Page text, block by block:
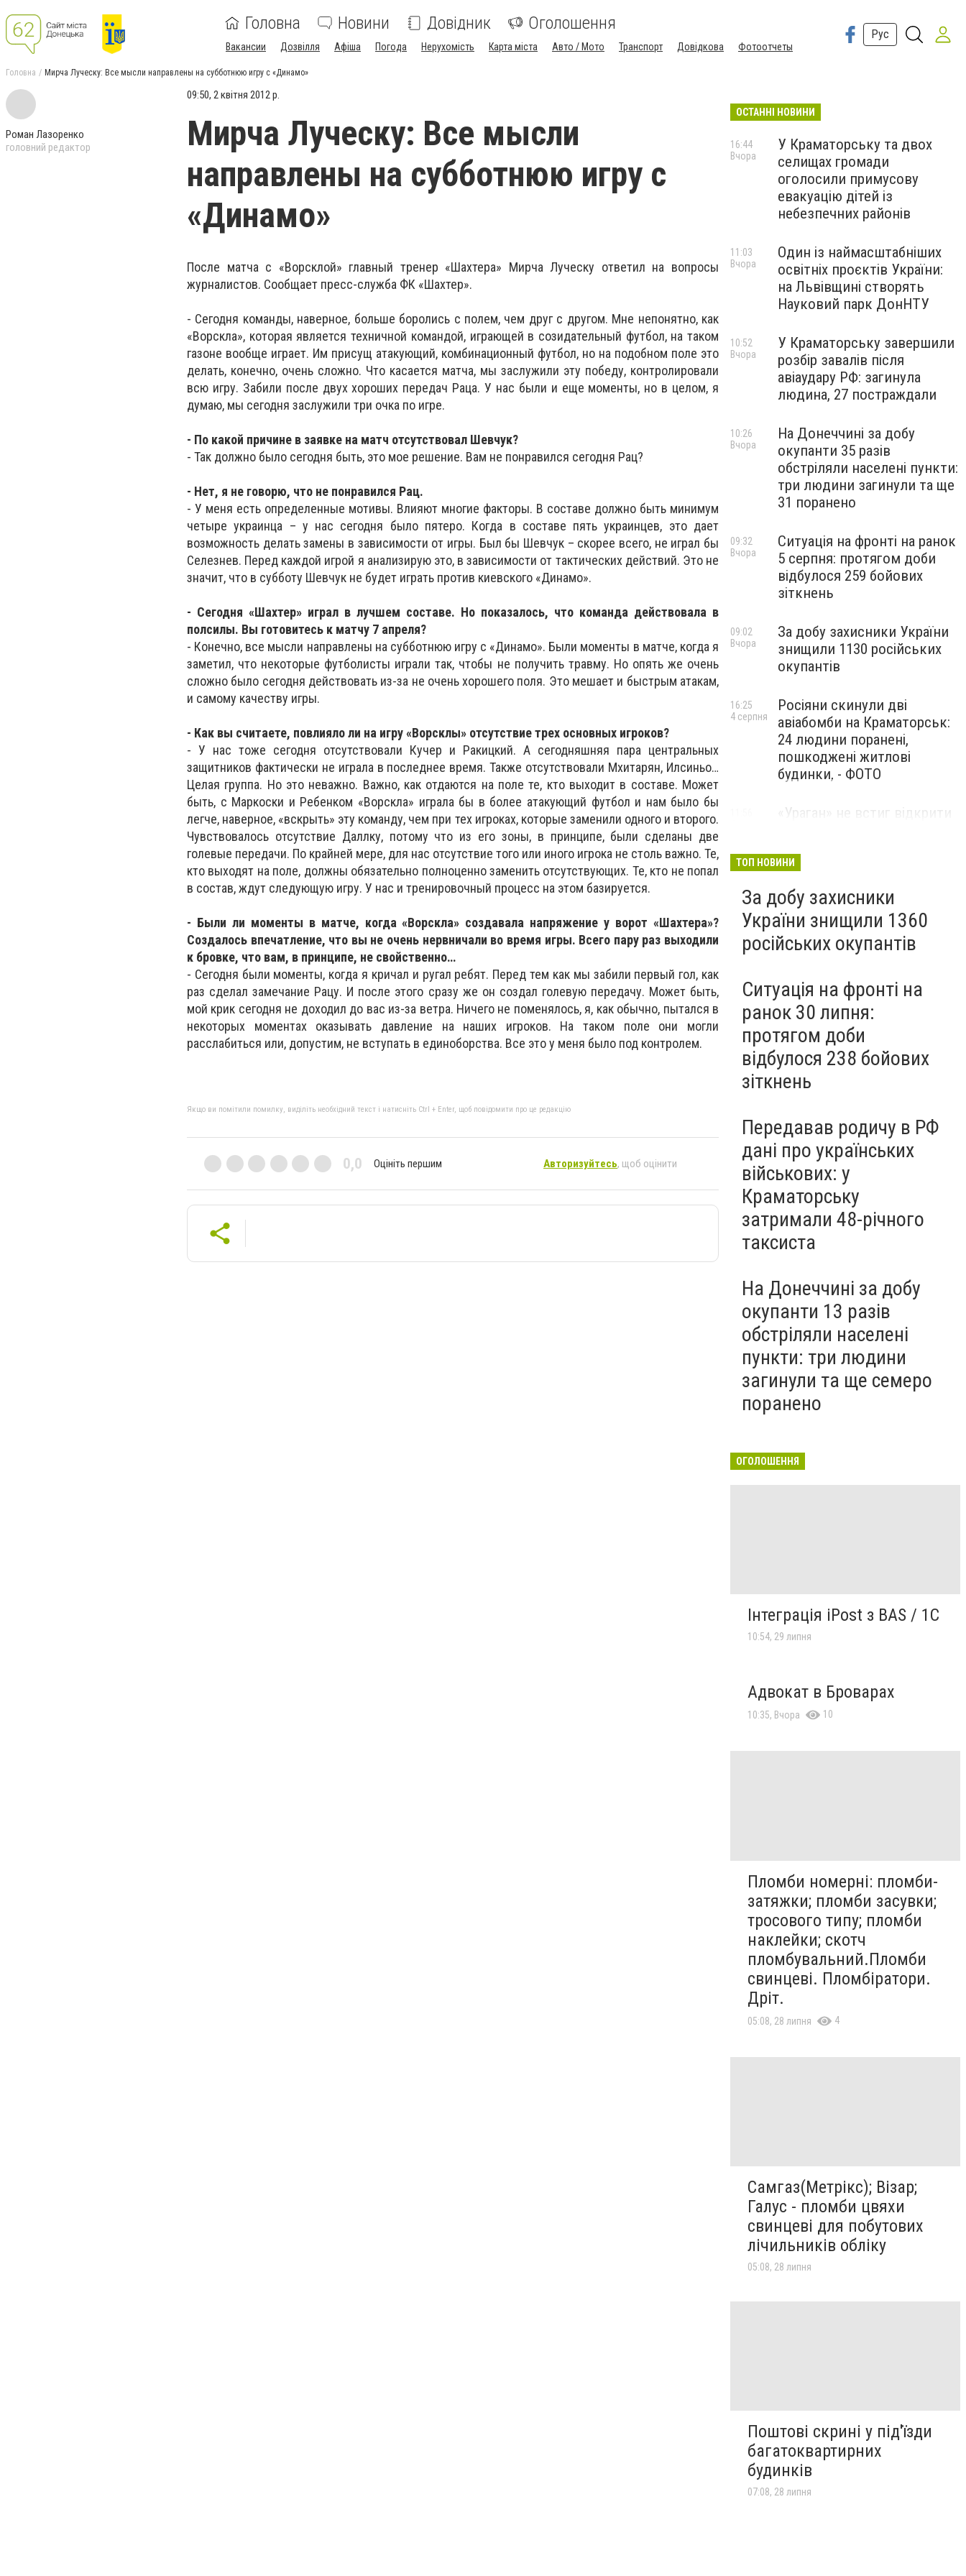
Головна Новини Довідник Оголошення
Вакансии Дозвілля Афіша Погода Нерухомість Карта міста Авто / Мото Транспорт Довідкова Фотоотчеты
Рус
Головна Мирча Луческу: Все мысли направлены на субботнюю игру с «Динамо»
Роман Лазоренко
головний редактор
09:50, 2 квітня 2012 р.
Мирча Луческу: Все мысли
направлены на субботнюю игру с
«Динамо»
После матча с «Ворсклой» главный тренер «Шахтера» Мирча Луческу ответил на вопросы
журналистов. Сообщает пресс-служба ФК «Шахтер».
- Сегодня команды, наверное, больше боролись с полем, чем друг с другом. Мне непонятно, как
«Ворскла», которая является техничной командой, играющей в созидательный футбол, на таком
газоне вообще играет. Им присущ атакующий, комбинационный футбол, но на подобном поле это
делать, конечно, очень сложно. Что касается матча, мы заслужили эту победу, контролировали
всю игру. Забили после двух хороших передач Раца. У нас были и еще моменты, но в целом, я
думаю, мы сегодня заслужили три очка по игре.
- По какой причине в заявке на матч отсутствовал Шевчук?
- Так должно было сегодня быть, это мое решение. Вам не понравился сегодня Рац?
- Нет, я не говорю, что не понравился Рац.
- У меня есть определенные мотивы. Влияют многие факторы. В составе должно быть минимум
четыре украинца – у нас сегодня было пятеро. Когда в составе пять украинцев, это дает
возможность делать замены в зависимости от игры. Был бы Шевчук – скорее всего, не играл бы
Селезнев. Перед каждой игрой я анализирую это, в зависимости от тактических действий. Это не
значит, что в субботу Шевчук не будет играть против киевского «Динамо».
- Сегодня «Шахтер» играл в лучшем составе. Но показалось, что команда действовала в
полсилы. Вы готовитесь к матчу 7 апреля?
- Конечно, все мысли направлены на субботнюю игру с «Динамо». Были моменты в матче, когда я
заметил, что некоторые футболисты играли так, чтобы не получить травму. Но опять же очень
сложно было сегодня действовать из-за не очень хорошего поля. Это мешает и быстрым атакам,
и самому качеству игры.
- Как вы считаете, повлияло ли на игру «Ворсклы» отсутствие трех основных игроков?
- У нас тоже сегодня отсутствовали Кучер и Ракицкий. А сегодняшняя пара центральных
защитников фактически не играла в последнее время. Также отсутствовали Мхитарян, Илсиньо…
Целая группа. Но это неважно. Важно, как отдаются на поле те, кто выходит в составе. Может
быть, с Маркоски и Ребенком «Ворскла» играла бы в более атакующий футбол и нам было бы
легче, наверное, «вскрыть» эту команду, чем при тех игроках, которые заменили одного и второго.
Чувствовалось отсутствие Даллку, потому что из его зоны, в принципе, были сделаны две
голевые передачи. По крайней мере, для нас отсутствие того или иного игрока не столь важно. Те,
кто выходят на поле, должны обязательно полноценно заменить отсутствующих. Те, кто не попал
в состав, ждут следующую игру. У нас и тренировочный процесс на этом базируется.
- Были ли моменты в матче, когда «Ворскла» создавала напряжение у ворот «Шахтера»?
Создалось впечатление, что вы не очень нервничали во время игры. Всего пару раз выходили
к бровке, что вам, в принципе, не свойственно…
- Сегодня были моменты, когда я кричал и ругал ребят. Перед тем как мы забили первый гол, как
раз сделал замечание Рацу. И после этого сразу же он создал голевую передачу. Может быть,
мой крик сегодня не доходил до вас из-за ветра. Ничего не поменялось, я, как обычно, пытался в
некоторых моментах оказывать давление на наших игроков. На таком поле они могли
расслабиться или, допустим, не вступать в единоборства. Все это у меня было под контролем.
Якщо ви помітили помилку, виділіть необхідний текст і натисніть Ctrl + Enter, щоб повідомити про це редакцію
0,0 Оцініть першим Авторизуйтесь, щоб оцінити
ОСТАННІ НОВИНИ
У Краматорську та двох
селищах громади
оголосили примусову
евакуацію дітей із
небезпечних районів
16:44
Вчора
Один із наймасштабніших
освітніх проєктів України:
на Львівщині створять
Науковий парк ДонНТУ
11:03
Вчора
У Краматорську завершили
розбір завалів після
авіаудару РФ: загинула
людина, 27 постраждали
10:52
Вчора
На Донеччині за добу
окупанти 35 разів
обстріляли населені пункти:
три людини загинули та ще
31 поранено
10:26
Вчора
Ситуація на фронті на ранок
5 серпня: протягом доби
відбулося 259 бойових
зіткнень
09:32
Вчора
За добу захисники України
знищили 1130 російських
окупантів
09:02
Вчора
Росіяни скинули дві
авіабомби на Краматорськ:
24 людини поранені,
пошкоджені житлові
будинки, - ФОТО
16:25
4 серпня
«Ураган» не встиг відкрити
на Донеччині,- ВІДЕО
ТОП НОВИНИ
За добу захисники
України знищили 1360
російських окупантів
Ситуація на фронті на
ранок 30 липня:
протягом доби
відбулося 238 бойових
зіткнень
Передавав родичу в РФ
дані про українських
військових: у
Краматорську
затримали 48-річного
таксиста
На Донеччині за добу
окупанти 13 разів
обстріляли населені
пункти: три людини
загинули та ще семеро
поранено
ОГОЛОШЕННЯ
Інтеграція iPost з BAS / 1C
10:54, 29 липня
Адвокат в Броварах
10:35, Вчора 10
Пломби номерні: пломби-
затяжки; пломби засувки;
тросового типу; пломби
наклейки; скотч
пломбувальний.Пломби
свинцеві. Пломбіратори.
Дріт.
05:08, 28 липня 4
Самгаз(Метрікс); Візар;
Галус - пломби цвяхи
свинцеві для побутових
лічильників обліку
05:08, 28 липня
Поштові скрині у під'їзди
багатоквартирних
будинків
07:08, 28 липня